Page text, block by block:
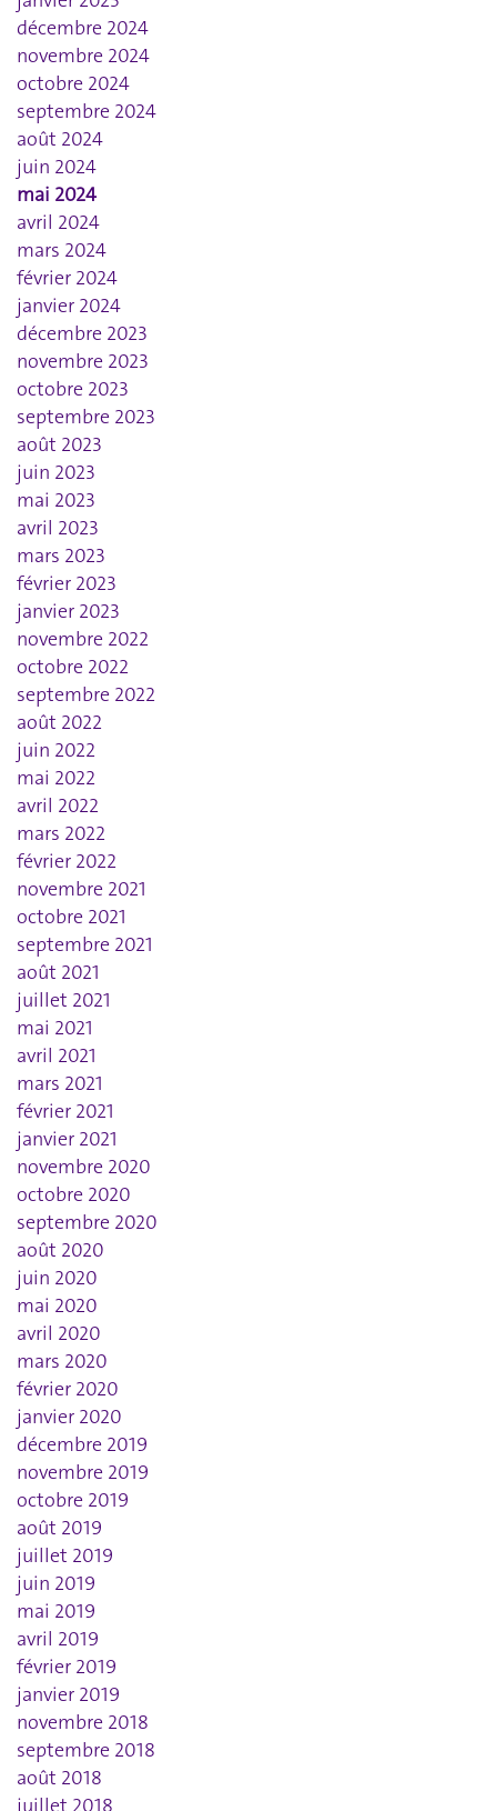
décembre 2024
novembre 2024
octobre 2024
septembre 2024
août 2024
juin 2024
mai 2024
avril 2024
mars 2024
février 2024
janvier 2024
décembre 2023
novembre 2023
octobre 2023
septembre 2023
août 2023
juin 2023
mai 2023
avril 2023
mars 2023
février 2023
janvier 2023
novembre 2022
octobre 2022
septembre 2022
août 2022
juin 2022
mai 2022
avril 2022
mars 2022
février 2022
novembre 2021
octobre 2021
septembre 2021
août 2021
juillet 2021
mai 2021
avril 2021
mars 2021
février 2021
janvier 2021
novembre 2020
octobre 2020
septembre 2020
août 2020
juin 2020
mai 2020
avril 2020
mars 2020
février 2020
janvier 2020
décembre 2019
novembre 2019
octobre 2019
août 2019
juillet 2019
juin 2019
mai 2019
avril 2019
février 2019
janvier 2019
novembre 2018
septembre 2018
août 2018
juillet 2018